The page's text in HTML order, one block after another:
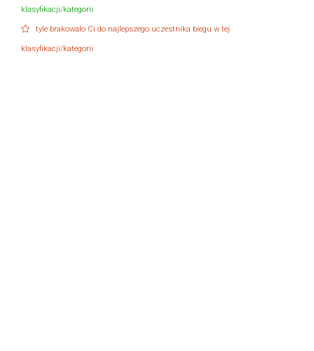
klasyfikacji/kategorii
tyle brakowało Ci do najlepszego uczestnika biegu w tej
klasyfikacji/kategorii